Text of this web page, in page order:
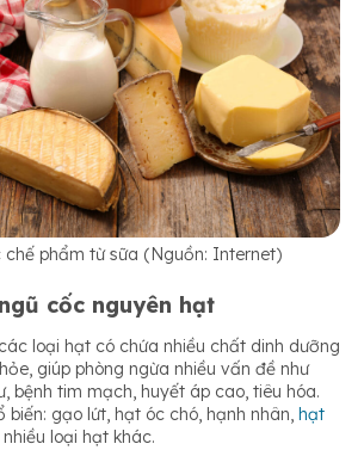
chế phẩm từ sữa (Nguồn: Internet)
cốc nguyên hạt
loại hạt có chứa nhiều chất dinh dưỡng
giúp phòng ngừa nhiều vấn đề như
bệnh tim mạch, huyết áp cao, tiêu hóa.
biến: gạo lứt, hạt óc chó, hạnh nhân, hạt
loại hạt khác.